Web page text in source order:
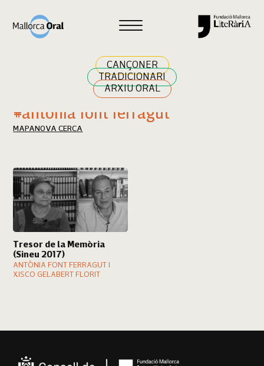
CANÇONER
TRADICIONARI
ARXIU ORAL
Cercar
Resultats cerca
#antònia font ferragut
MAPA NOVA CERCA
Tresor de la Memòria
(Sineu 2017)
ANTÒNIA FONT FERRAGUT I
XISCO GELABERT FLORIT